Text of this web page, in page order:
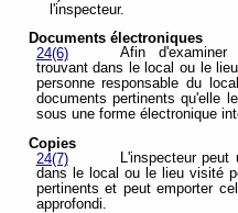
l'inspecteur.
Documents électroniques
24(6)
Afin
trouvant dans le local ou le
personne responsable du
documents pertinents qu'elle
sous une forme électronique
Copies
24(7)
L'inspecteur
dans le local ou le lieu visité
pertinents et peut emporter
approfondi.